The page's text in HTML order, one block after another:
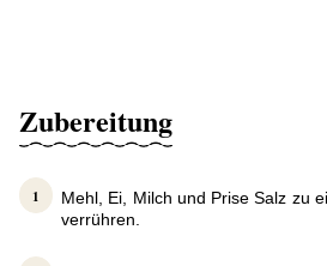
Zubereitung
Mehl, Ei, Milch und Prise Salz zu
verrühren.